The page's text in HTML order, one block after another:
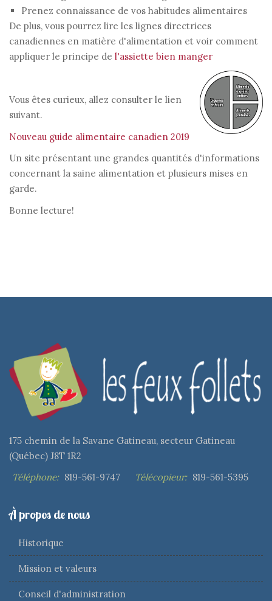
Prenez connaissance de vos habitudes alimentaires
De plus, vous pourrez lire les lignes directrices
canadiennes en matière d'alimentation et voir comment
appliquer le principe de l'assiette bien manger
Vous êtes curieux, allez consulter le lien
suivant.
Nouveau guide alimentaire canadien 2019
Un site présentant une grandes quantités d'informations
concernant la saine alimentation et plusieurs mises en
garde.
Bonne lecture!
175 chemin de la Savane Gatineau, secteur Gatineau
(Québec) J8T 1R2
Téléphone: 819-561-9747 Télécopieur: 819-561-5395
À propos de nous
Historique
Mission et valeurs
Conseil d'administration